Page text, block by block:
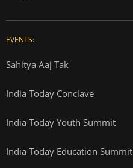
EVENTS:
Sahitya Aaj Tak
India Today Conclave
India Today Youth Summit
India Today Education Summit